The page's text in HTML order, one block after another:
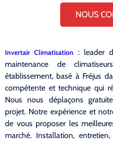
NOUS
Invertair Climatisation : leader
maintenance de
établissement, basé à Fréjus
compétente et technique qui
Nous nous déplaçons
projet. Notre expérience et
de vous proposer les
marché. Installation,